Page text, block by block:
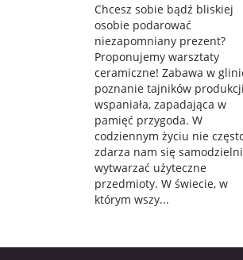
Chcesz sobie bądź bliskiej
osobie podarować
niezapomniany prezent?
Proponujemy warsztaty
ceramiczne! Zabawa w
poznanie tajników
wspaniała, zapadająca w
pamięć przygoda. W
codziennym życiu nie
zdarza nam się
wytwarzać użyteczne
przedmioty. W świecie, w
którym wszy...